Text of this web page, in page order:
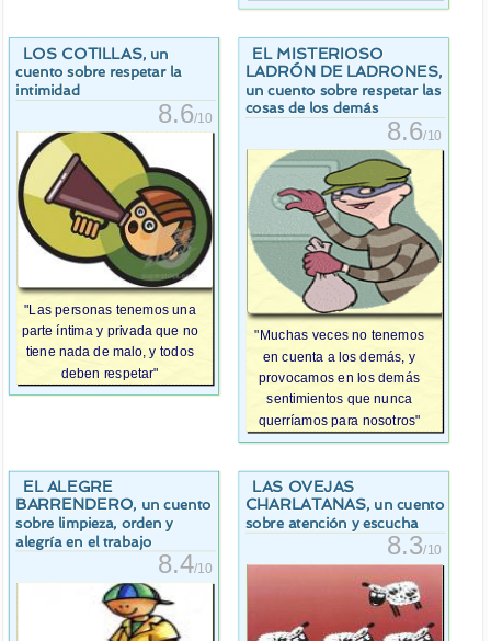
LOS COTILLAS, un
cuento sobre respetar la
intimidad
8.6/10
"Las personas tenemos una
parte íntima y privada que no
tiene nada de malo, y todos
deben respetar"
EL MISTERIOSO
LADRÓN DE LADRONES,
un cuento sobre respetar las
cosas de los demás
8.6/10
"Muchas veces no tenemos
en cuenta a los demás, y
provocamos en los demás
sentimientos que nunca
querríamos para nosotros"
EL ALEGRE
BARRENDERO, un cuento
sobre limpieza, orden y
alegría en el trabajo
8.4/10
LAS OVEJAS
CHARLATANAS, un cuento
sobre atención y escucha
8.3/10